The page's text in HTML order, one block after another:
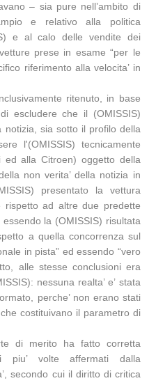
– sia pure nell’ambito di
e relativo alla politica
e al calo delle vendite dei
prese in esame “per le
riferimento alla velocita’ in
ritenuto, in base
escludere che il (OMISSIS)
notizia, sia sotto il profilo della
l'(OMISSIS) tecnicamente
ed alla Citroen) oggetto della
non verita’ della notizia in
presentato la vettura
rispetto ad altre due predette
la (OMISSIS) risultata
a quella concorrenza sul
in pista” ed essendo “vero
alle stesse conclusioni era
nessuna realta’ e’ stata
perche’ non erano stati
costituivano il parametro di
di merito ha fatto corretta
piu’ volte affermati dalla
secondo cui il diritto di critica